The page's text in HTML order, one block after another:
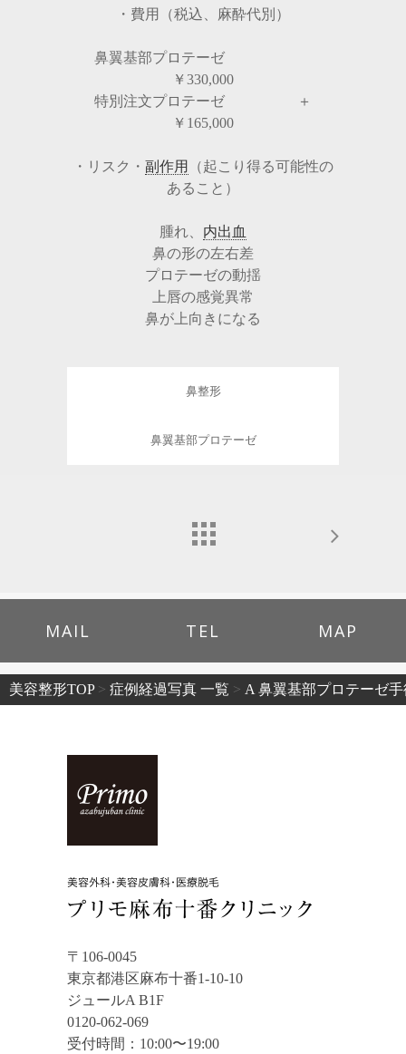
・費用（税込、麻酔代別）
鼻翼基部プロテーゼ
￥330,000
特別注文プロテーゼ ＋
￥165,000
・リスク・ 副作用
（起こり得る可能性の
あること）
腫れ、 内出血
鼻の形の左右差
プロテーゼの動揺
上唇の感覚異常
鼻が上向きになる
鼻整形
鼻翼基部プロテーゼ
MAIL TEL MAP
美容整形TOP> 症例経過写真 一覧 > A 鼻翼基部プロテーゼ
〒106-0045
東京都港区麻布十番1-10-10
ジュールA B1F
0120-062-069
受付時間：10:00〜19:00